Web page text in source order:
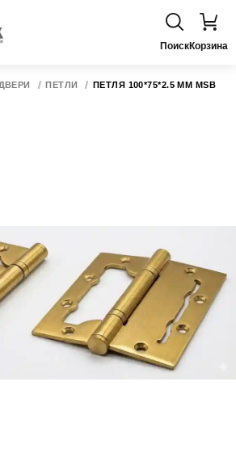
ПоискКорзина
ПЕТЛИ ПЕТЛЯ 100*75*2.5 ММ MSB